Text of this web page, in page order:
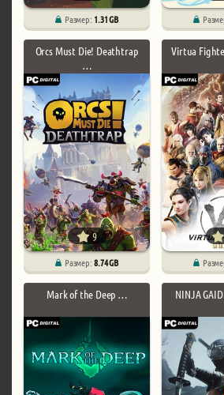
Размер: 1.31 GB
Orcs Must Die! Deathtrap
…
9
Размер:8.74 GB
Virtua
Mark of the Deep … NINJA